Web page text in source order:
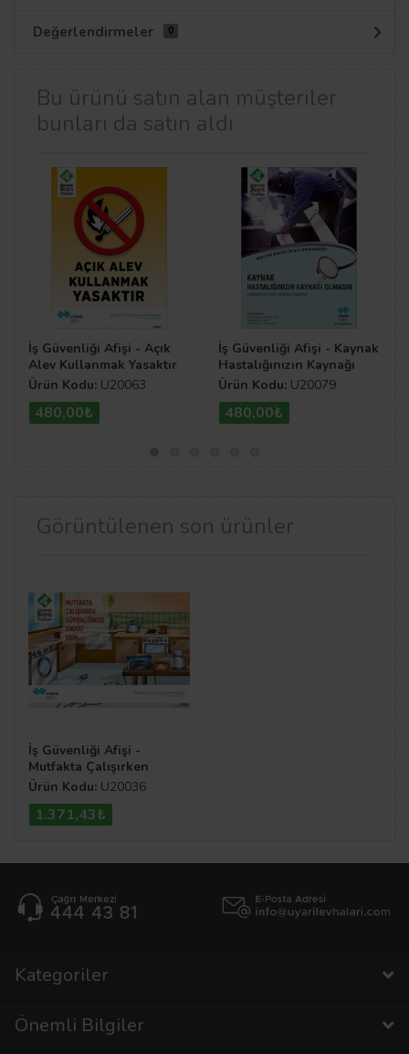
Değerlendirmeler 0
Bu ürünü satın alan müşteriler
bunları da satın aldı
İş Güvenliği Afişi - Açık
Alev Kullanmak Yasaktır
Ürün Kodu: U20063
480,00₺
İş Güvenliği Afişi - Kaynak
Hastalığınızın Kaynağı
Olmasın
Ürün Kodu: U20079
480,00₺
Görüntülenen son ürünler
İş Güvenliği Afişi -
Mutfakta Çalışırken
Güvenliğinize Dikkat Edin
Ürün Kodu: U20036
1.371,43₺
Kategoriler
Önemli Bilgiler